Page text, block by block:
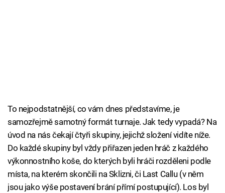
To nejpodstatnější, co vám dnes představíme, je
samozřejmě samotný formát turnaje. Jak tedy vypadá? Na
úvod na nás čekají čtyři skupiny, jejichž složení vidíte níže.
Do každé skupiny byl vždy přiřazen jeden hráč z každého
výkonnostního koše, do kterých byli hráči rozděleni podle
místa, na kterém skončili na Sklizni, či Last Callu (v něm
jsou jako výše postavení brání přímí postupující). Los byl